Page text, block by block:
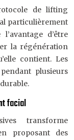
de lifting
particulièrement
d’être
la régénération
contient. Les
plusieurs
facial
transforme
proposant des